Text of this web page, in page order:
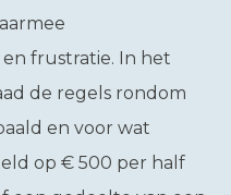
frustratie. In het
de regels rondom
en voor wat
op € 500 per half